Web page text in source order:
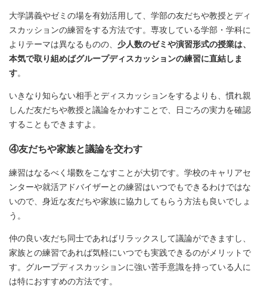
大学講義やゼミの場を有効活用して、学部の友だちや教授とディ
スカッションの練習をする方法です。専攻している学部・学科に
よりテーマは異なるものの、 少人数のゼミや演習形式の授業は、
本気で取り組めばグループディスカッションの練習に直結しま
す。
いきなり知らない相手とディスカッションをするよりも、慣れ親
しんだ友だちや教授と議論をかわすことで、日ごろの実力を確認
することもできますよ。
④友だちや家族と議論を交わす
練習はなるべく場数をこなすことが大切です。学校のキャリアセ
ンターや就活アドバイザーとの練習はいつでもできるわけではな
いので、身近な友だちや家族に協力してもらう方法も良いでしょ
う。
仲の良い友だち同士であればリラックスして議論ができますし、
家族との練習であれば気軽にいつでも実践できるのがメリットで
す。グループディスカッションに強い苦手意識を持っている人に
は特におすすめの方法です。